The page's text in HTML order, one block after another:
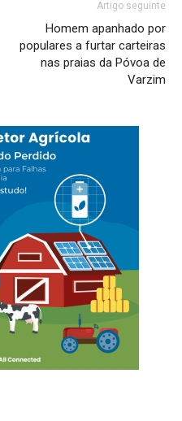
Artigo seguinte
Homem apanhado por
populares a furtar carteiras
nas praias da Póvoa de
Varzim